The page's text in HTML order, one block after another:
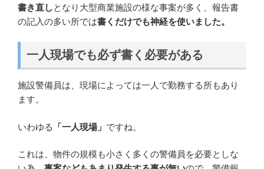
書き直しとなり大型商業施設の様な事案が多く、報告書
の記入の多い所では書くだけでも神経を使いました。
一人現場でも必ず書く必要がある
施設警備員は、現場によっては一人で勤務する所もあり
ます。
いわゆる 「一人現場」 ですね。
これは、物件の規模も小さく多くの警備員を必要としな